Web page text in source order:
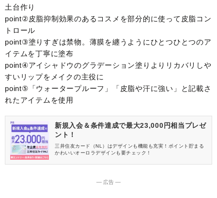
土台作り
point②皮脂抑制効果のあるコスメを部分的に使って皮脂コン
トロール
point③塗りすぎは禁物。薄膜を纏うようにひとつひとつのア
イテムを丁寧に塗布
point④アイシャドウのグラデーション塗りよりリカバリしや
すいリップをメイクの主役に
point⑤「ウォータープルーフ」「皮脂や汗に強い」と記載さ
れたアイテムを使用
新規入会＆条件達成で最大23,000円相当プレゼ
ント！
三井住友カード（NL）はデザインも機能も充実！ポイント貯まる
かわいいオーロラデザインも要チェック！
― 広告 ―